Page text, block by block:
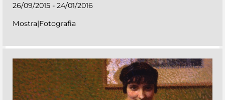
26/09/2015 - 24/01/2016
Mostra|Fotografia